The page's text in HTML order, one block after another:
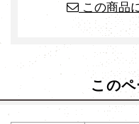
この商品
この